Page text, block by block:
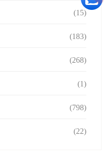
(15)
(183)
(268)
(1)
(798)
(22)